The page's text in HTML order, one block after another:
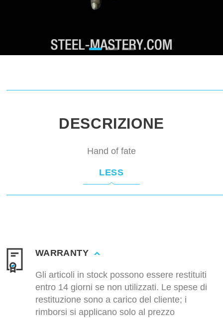
DESCRIZIONE
Hand of fate
LESS
WARRANTY
Gli articoli in stock possono essere restituiti
entro 14 giorni se non utilizzati. Le spese di
restituzione sono a carico del cliente; i
rimborsi si applicano solo al prezzo